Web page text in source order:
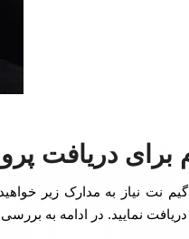
دریافت
نت نیاز به مدارک زیر
به بررسی بیشتر 4 مورد مدرک درج شده در درگاه ملی مجوزهای